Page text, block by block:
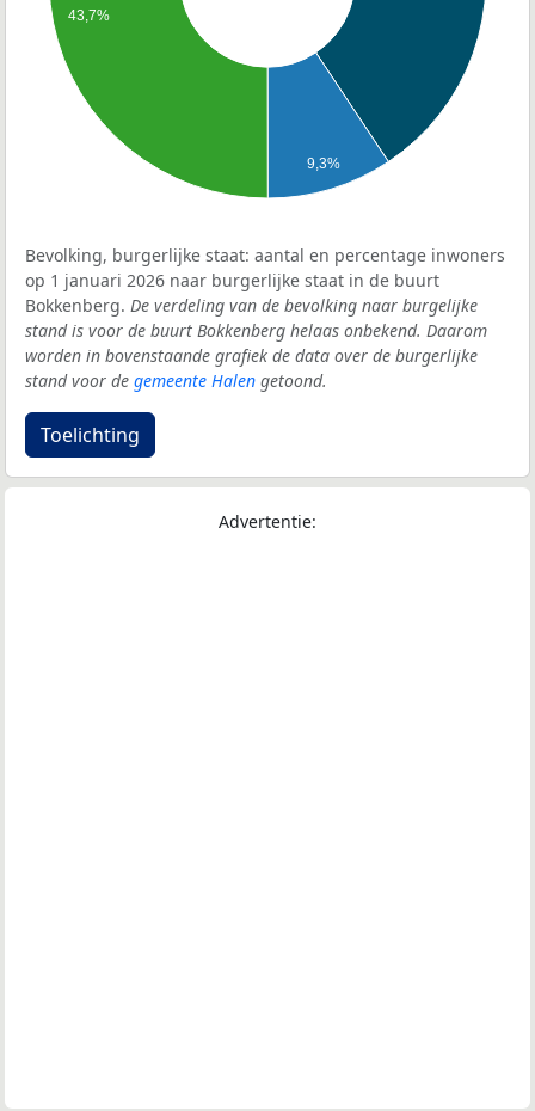
9,3%
43,7%
Bevolking, burgerlijke staat: aantal en percentage inwoners
op 1 januari 2026 naar burgerlijke staat in de buurt
Bokkenberg. De verdeling van de bevolking naar burgelijke
stand is voor de buurt Bokkenberg helaas onbekend. Daarom
worden in bovenstaande grafiek de data over de burgerlijke
stand voor de gemeente Halen getoond.
Toelichting
Advertentie: